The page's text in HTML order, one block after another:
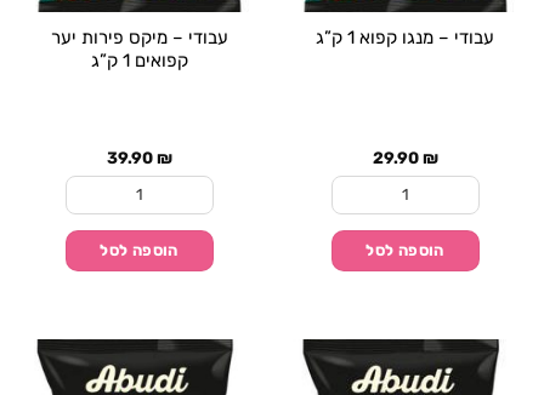
עבודי – מנגו קפוא 1 ק”ג
29.90₪
כמות של עבודי - מנגו קפוא 1 ק"ג
הוספה לסל
עבודי – מיקס פירות יער
קפואים 1 ק”ג
39.90₪
כמות של עבודי - מיקס
הוספה לסל